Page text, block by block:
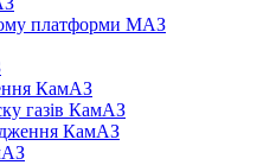
платформи МАЗ
КамАЗ
газів КамАЗ
КамАЗ